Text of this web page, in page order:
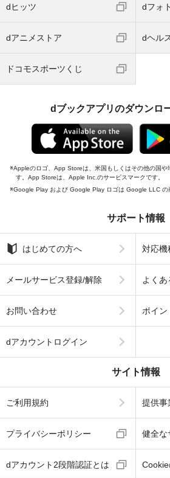
dヒッツ dフォト
dアニメストア dヘル
ドコモスポーツくじ
dブックアプリのダウンロ
Appleのロゴ、App Storeは、米国もしくはその他の国
す。App Storeは、Apple Inc.のサービスマークです。
Google Play および Google Play ロゴは Google LLC の
サポート情報
はじめての方へ 対応機
メールサービス登録/解除 よくあ
お問い合わせ ポイン
dアカウントログイン
サイト情報
ご利用規約 提供事
プライバシーポリシー 健全な
dアカウント2段階認証とは